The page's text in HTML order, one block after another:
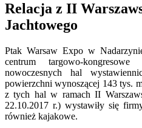
Relacja z II
Jachtowego
Ptak Warsaw Expo w
centrum targowo-
nowoczesnych hal
powierzchni wynoszącej 143 tys.
z tych hal w ramach II
22.10.2017 r.) wystawiły się
również kajakowe.